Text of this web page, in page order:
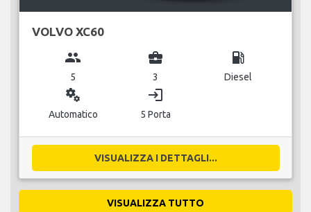
VOLVO XC60
group
5
business_center
3
local_gas_station
Diesel
miscellaneous_services
Automatico
login
5 Porta
VISUALIZZA I DETTAGLI...
VISUALIZZA TUTTO